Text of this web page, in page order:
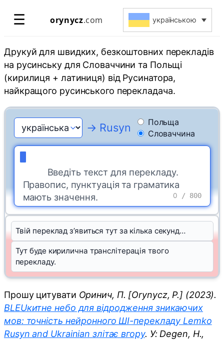
до☰ orynycz.com українською
Друкуй для швидких, безкоштовних перекладів
на русинську для Словаччини та Польщі
(кирилиця + латиниця) від Русинатора,
найкращого русинського перекладача.
→ Rusyn
Польща
Словаччина
Введіть текст для перекладу.
Правопис, пунктуація та граматика
мають значення.
0 / 800
Твій переклад з’явиться тут за кілька секунд…
Тут буде кирилична транслітерація твого
перекладу.
Прошу цитувати Оринич, П. [Orynycz, P.] (2023).
BLEUкитне небо для відродження зникаючих
мов: точність нейронного ШІ-перекладу Lemko
Rusyn and Ukrainian злітає вгору. У: Degen, H.,